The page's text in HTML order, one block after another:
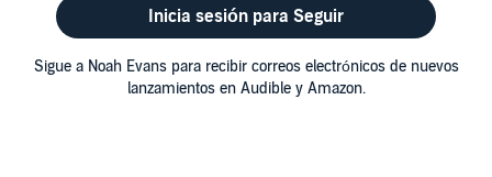
Inicia sesión para Seguir
Sigue a Noah Evans para recibir correos electrónicos de nuevos
lanzamientos en Audible y Amazon.